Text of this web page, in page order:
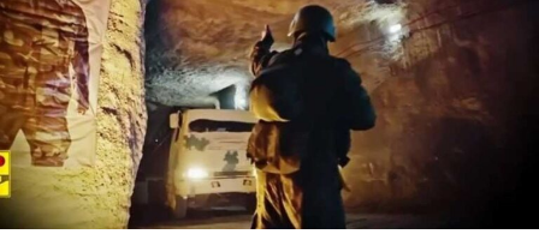
الشرق الأوسط:الجيش الإسرائيلي ينشر تقريراً عن مواقع
لـ”حزب الله” في أحياء من بيروت وقرب المطار الرئيس
اللبناني يستبعد أن تشعل التهديدات الإسرائيلية حرباً